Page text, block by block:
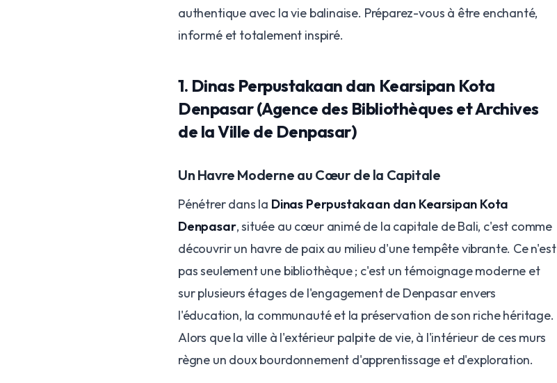
authentique avec la vie balinaise. Préparez-vous à être enchanté,
informé et totalement inspiré.
1. Dinas Perpustakaan dan Kearsipan Kota
Denpasar (Agence des Bibliothèques et Archives
de la Ville de Denpasar)
Un Havre Moderne au Cœur de la Capitale
Pénétrer dans la Dinas Perpustakaan dan Kearsipan Kota
Denpasar, située au cœur animé de la capitale de Bali, c'est comme
découvrir un havre de paix au milieu d'une tempête vibrante. Ce n'est
pas seulement une bibliothèque ; c'est un témoignage moderne et
sur plusieurs étages de l'engagement de Denpasar envers
l'éducation, la communauté et la préservation de son riche héritage.
Alors que la ville à l'extérieur palpite de vie, à l'intérieur de ces murs
règne un doux bourdonnement d'apprentissage et d'exploration.